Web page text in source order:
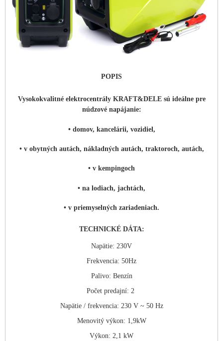
POPIS
Vysokokvalitné elektrocentrály KRAFT&DELE sú ideálne pre
núdzové napájanie:
• domov, kancelárii, vozidiel,
• v obytných autách, nákladných autách, traktoroch, autách,
• v kempingoch
• na lodiach, jachtách,
• v priemyselných zariadeniach.
TECHNICKÉ DÁTA:
Napätie: 230V
Frekvencia: 50Hz
Palivo: Benzín
Počet predajní: 2
Napätie / frekvencia: 230 V ~ 50 Hz
Menovitý výkon: 1,9kW
Výkon: 2,1 kW